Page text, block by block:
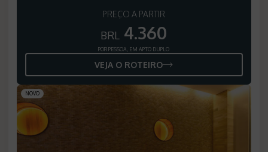
PREÇO A PARTIR
BRL 4.360
POR PESSOA, EM APTO DUPLO
VEJA O ROTEIRO
NOVO